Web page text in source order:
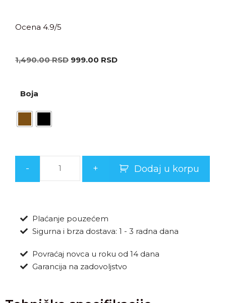
Ocena 4.9/5
1,490.00RSD 999.00 RSD
Boja
- + Dodaj u korpu
Plaćanje pouzećem
Sigurna i brza dostava: 1 - 3 radna dana
Povraćaj novca u roku od 14 dana
Garancija na zadovoljstvo